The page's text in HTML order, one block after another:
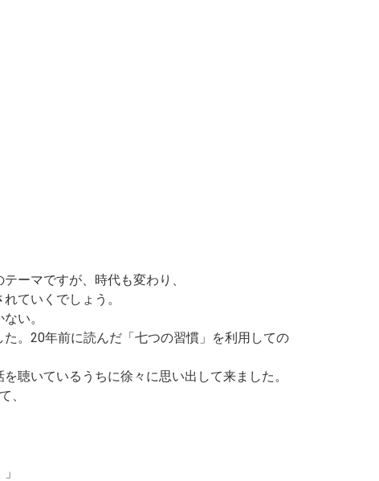
ーマですが、時代も変わり、
ていくでしょう。
い。
。20年前に読んだ「七つの習慣」 を利用しての
を聴いているうちに徐々に思い出して来ました。
、